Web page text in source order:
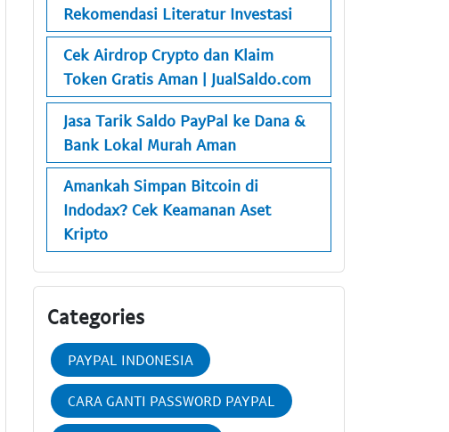
Rekomendasi Literatur Investasi
Cek Airdrop Crypto dan Klaim
Token Gratis Aman | JualSaldo.com
Jasa Tarik Saldo PayPal ke Dana &
Bank Lokal Murah Aman
Amankah Simpan Bitcoin di
Indodax? Cek Keamanan Aset
Kripto
Categories
PAYPAL INDONESIA
CARA GANTI PASSWORD PAYPAL